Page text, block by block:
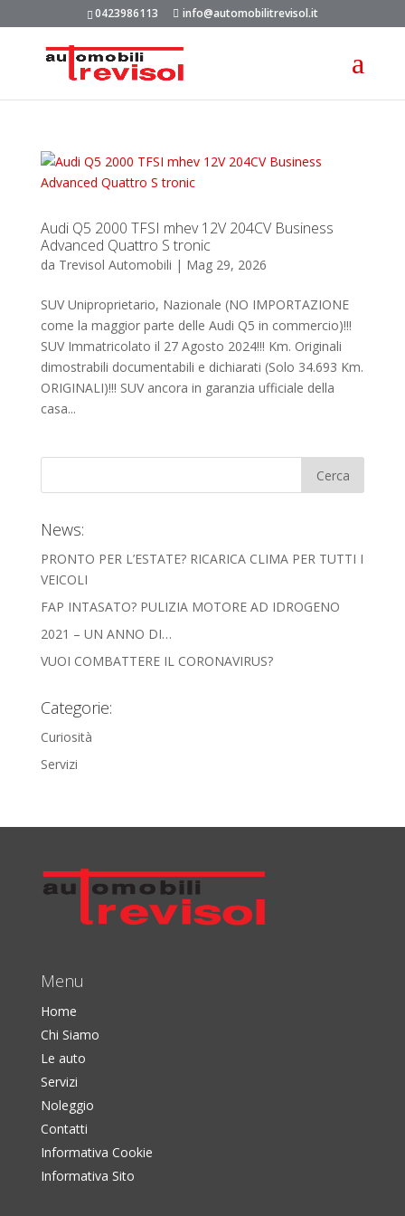
0423986113 info@automobilitrevisol.it
Audi Q5 2000 TFSI mhev 12V 204CV Business
Advanced Quattro S tronic
da Trevisol Automobili | Mag 29, 2026
SUV Uniproprietario, Nazionale (NO IMPORTAZIONE
come la maggior parte delle Audi Q5 in commercio)!!!
SUV Immatricolato il 27 Agosto 2024!!! Km. Originali
dimostrabili documentabili e dichiarati (Solo 34.693 Km.
ORIGINALI)!!! SUV ancora in garanzia ufficiale della
casa...
News:
PRONTO PER L’ESTATE? RICARICA CLIMA PER TUTTI I
VEICOLI
FAP INTASATO? PULIZIA MOTORE AD IDROGENO
2021 – UN ANNO DI…
VUOI COMBATTERE IL CORONAVIRUS?
Categorie:
Curiosità
Servizi
Menu
Home
Chi Siamo
Le auto
Servizi
Noleggio
Contatti
Informativa Cookie
Informativa Sito